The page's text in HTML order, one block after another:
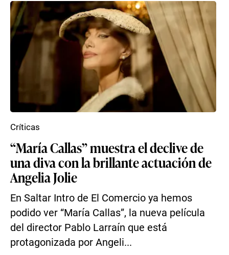
“María Callas” muestra el declive de
una diva con la brillante actuación de
Angelia Jolie
En Saltar Intro de El Comercio ya hemos
podido ver “María Callas”, la nueva película
del director Pablo Larraín que está
protagonizada por Angeli...
Críticas